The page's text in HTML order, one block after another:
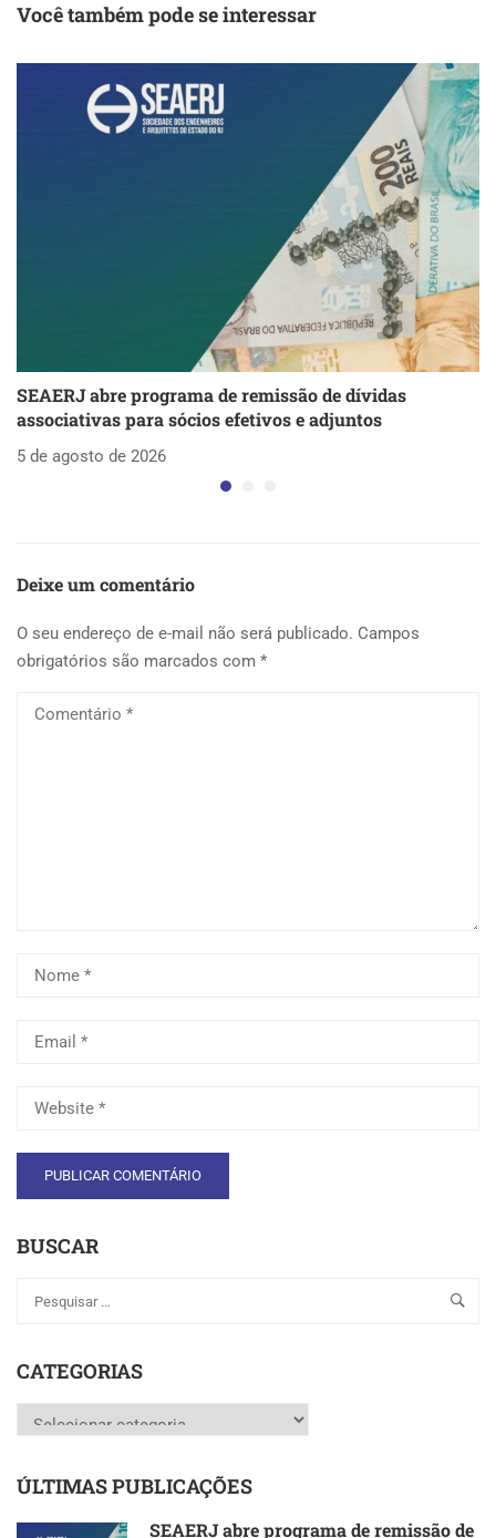
Você também pode se interessar
SEAERJ abre programa de remissão de dívidas
associativas para sócios efetivos e adjuntos
5 de agosto de 2026
Deixe um comentário
O seu endereço de e-mail não será publicado. Campos
obrigatórios são marcados com *
BUSCAR
CATEGORIAS
Categorias
ÚLTIMAS PUBLICAÇÕES
SEAERJ abre programa de remissão de